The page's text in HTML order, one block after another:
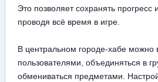
Это позволяет сохранять прогресс
проводя всё время в игре.
В центральном городе-хабе можно
пользователями, объединяться в
обмениваться предметами.